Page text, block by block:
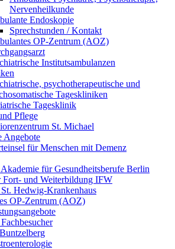
Nervenheilkunde
Endoskopie
Sprechstunden / Kontakt
OP-Zentrum (AOZ)
Institutsambulanzen
psychotherapeutische und
Tageskliniken
Tagesklinik
Pflege
St. Michael
Angebote
für Menschen mit Demenz
für Gesundheitsberufe Berlin
Fort- und Weiterbildung IFW
Hedwig-Krankenhaus
OP-Zentrum (AOZ)